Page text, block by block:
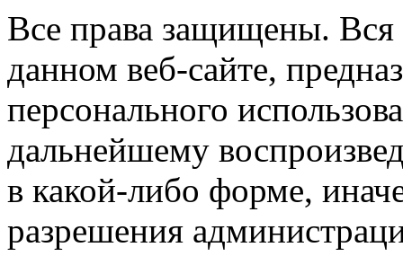
Все права защищены.
данном веб-сайте,
персонального
дальнейшему
в какой-либо форме,
разрешения